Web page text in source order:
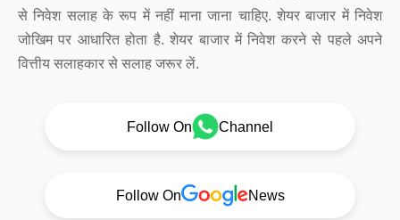
से निवेश सलाह के रूप में नहीं माना जाना चाहिए. शेयर बाजार में निवेश
जोखिम पर आधारित होता है. शेयर बाजार में निवेश करने से पहले अपने
वित्तीय सलाहकार से सलाह जरूर लें.
Follow On Channel
Follow On News